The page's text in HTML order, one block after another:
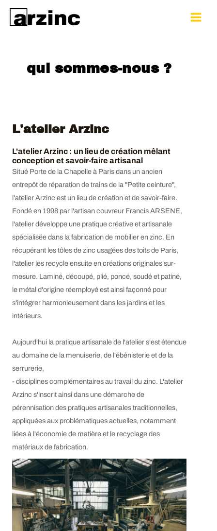
qui sommes-nous ?
L'atelier Arzinc
L'atelier Arzinc : un lieu de création mêlant
conception et savoir-faire artisanal
Situé Porte de la Chapelle à Paris dans un ancien
entrepôt de réparation de trains de la "Petite ceinture",
l'atelier Arzinc est un lieu de création et de savoir-faire.
Fondé en 1998 par l'artisan couvreur Francis ARSENE,
l'atelier développe une pratique créative et artisanale
spécialisée dans la fabrication de mobilier en zinc. En
récupérant les tôles de zinc usagées des toits de Paris,
l'atelier les recycle ensuite en créations originales sur-
mesure. Laminé, découpé, plié, poncé, soudé et patiné,
le métal d'origine réemployé est ainsi façonné pour
s'intégrer harmonieusement dans les jardins et les
intérieurs.
Aujourd'hui la pratique artisanale de l'atelier s'est étendue
au domaine de la menuiserie, de l'ébénisterie et de la
serrurerie,
- disciplines complémentaires au travail du zinc. L'atelier
Arzinc s'inscrit ainsi dans une démarche de
pérennisation des pratiques artisanales traditionnelles,
appliquées aux problématiques actuelles, notamment
liées à l'économie de matière et le recyclage des
matériaux de fabrication.